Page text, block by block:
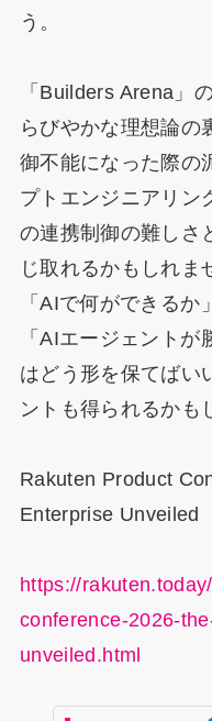
う。
「Builders Arena」
らびやかな理想論の
御不能になった際の
プトエンジニアリン
の連携制御の難しさ
じ取れるかもしれま
「AIで何ができるか
「AIエージェント
はどう形を保てばい
ントも得られるかも
Rakuten Product
Enterprise Unveiled
https://
conference-2026-
unveiled.html